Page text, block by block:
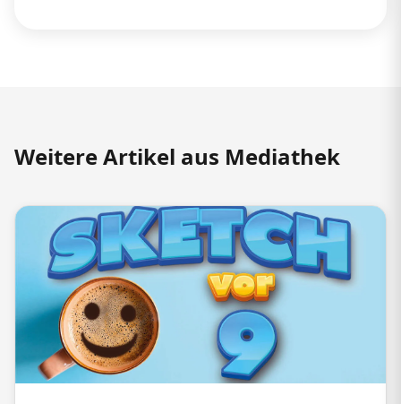
Weitere Artikel aus Mediathek